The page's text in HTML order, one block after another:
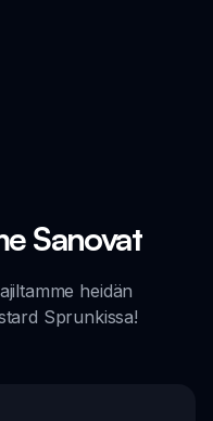
Sanovat
heidän
Sprunkissa!